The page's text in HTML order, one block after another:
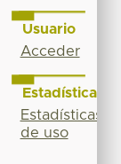
Usuario
Acceder
Estadísticas
Estadísticas
de uso